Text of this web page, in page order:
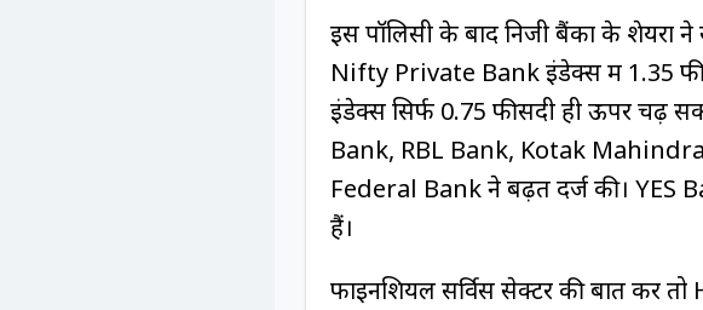
इस पॉलिसी के बाद निजी बैंकों के शेयरों ने
Nifty Private Bank इंडेक्स में 1.35
इंडेक्स सिर्फ 0.75 फीसदी ही ऊपर चढ़
Bank, RBL Bank, Kotak
Federal Bank ने बढ़त दर्ज की। YES
हैं।
फाइनेंशियल सर्विस सेक्टर की बात करें